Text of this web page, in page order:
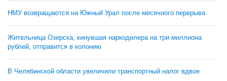
НМУ возвращаются на Южный Урал после месячного перерыва
Жительница Озерска, кинувшая наркодилера на три миллиона
рублей, отправится в колонию
В Челябинской области увеличили транспортный налог вдвое